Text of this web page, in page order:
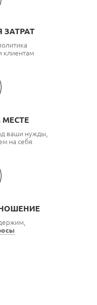
клиентам
ваши нужды,
на себя